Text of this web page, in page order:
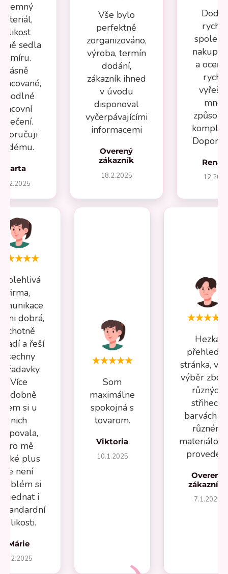
sedla
míru.
Krásně
Marta
Vše bylo
perfektně
zorganizováno,
výroba, termín
dodání,
zákazník ihned
v úvodu
disponoval
vyčerpávajícími
informacemi
Overený
zákazník
18.2.2025
a
mnou
firma,
dobrá,
ochotně
a řeší
všechny
Více
nádobně
jsem si u
nich
pro mě
plus
že není
si
i
velikosti.
Márie
1.2.2025
Som
maximálne
spokojná s
tovarom.
Viktoria
10.1.2025
Hezká
stránka,
výběr
různých
střihech,
barvách a
různém
Overený
zákazník
7.1.2025